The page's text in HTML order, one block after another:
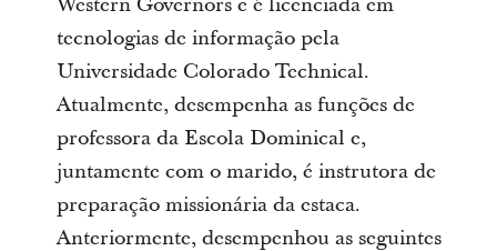
tecnologias de informação pela
Universidade Colorado Technical.
Atualmente, desempenha as funções de
professora da Escola Dominical e,
juntamente com o marido, é instrutora de
preparação missionária da estaca.
Anteriormente, desempenhou as seguintes